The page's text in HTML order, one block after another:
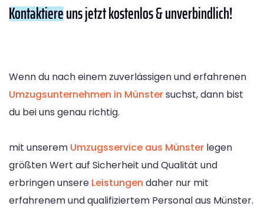
Kontaktiereuns jetzt kostenlos & unverbindlich!
Wenn du nach einem zuverlässigen und erfahrenen
Umzugsunternehmen in Münstersuchst, dann bist
du bei uns genau richtig.
mit unserem Umzugsservice aus Münster legen
größten Wert auf Sicherheit und Qualität und
erbringen unsere Leistungen daher nur mit
erfahrenem und qualifiziertem Personal aus Münster.